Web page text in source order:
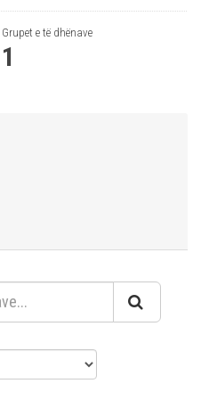
Grupet e të dhënave
1